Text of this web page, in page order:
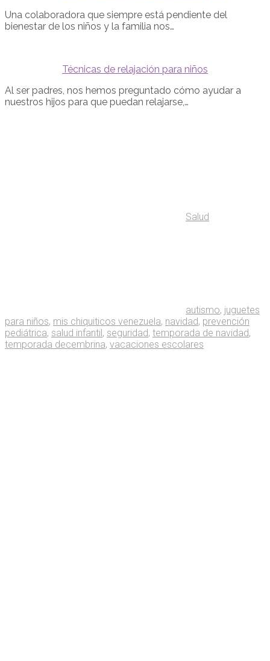
Una colaboradora que siempre está pendiente del
bienestar de los niños y la familia nos…
Técnicas de relajación para niños
Al ser padres, nos hemos preguntado cómo ayudar a
nuestros hijos para que puedan relajarse,…
Salud
autismo, juguetes
para niños, mis chiquiticos venezuela, navidad, prevención
pediátrica, salud infantil, seguridad, temporada de navidad,
temporada decembrina, vacaciones escolares